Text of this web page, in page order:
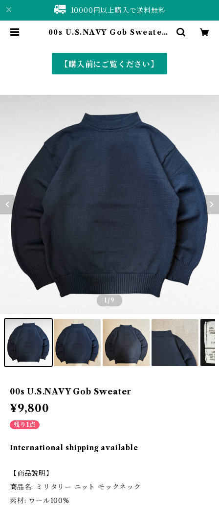
10000円以上購入で送料無料
00s U.S.NAVY Gob Sweater |
【購入前にご覧ください】
1 /9
00s U.S.NAVY Gob Sweater
¥9,800
残り1点
International shipping available
【商品説明】
商品名: ミリタリー ニット モックネック
素材: ウール100%